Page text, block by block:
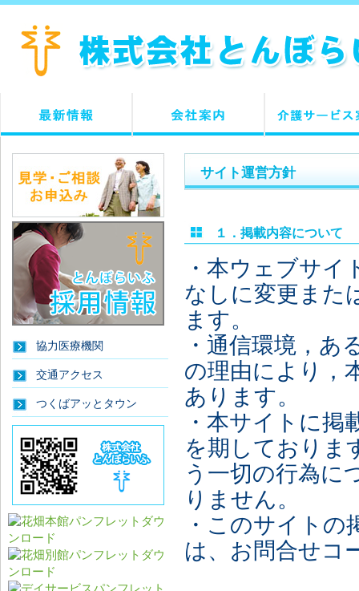
協力医療機関
交通アクセス
つくばアッとタウン
サイト運営方針
１．掲載内容について
・本ウェブサイ
なしに変更また
ます。
・通信環境，あ
の理由により，
あります。
・本サイトに
を期しておりま
う一切の行為に
りません。
・このサイト
は、お問合せコ